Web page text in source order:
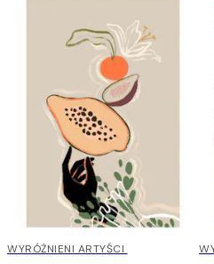
40%*
WYRÓŻNIENI ARTYŚCI